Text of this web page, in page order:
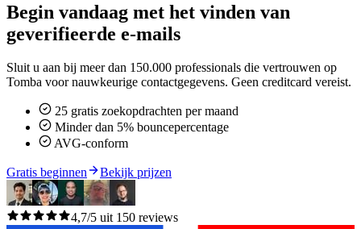
Begin vandaag met het vinden van
geverifieerde e-mails
Sluit u aan bij meer dan 150.000 professionals die vertrouwen op
Tomba voor nauwkeurige contactgegevens. Geen creditcard vereist.
25 gratis zoekopdrachten per maand
Minder dan 5% bouncepercentage
AVG-conform
Gratis beginnen Bekijk prijzen
4,7/5 uit 150 reviews